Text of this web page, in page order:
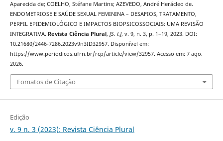
Aparecida de; COELHO, Stéfane Martins; AZEVEDO, André Herácleo de.
ENDOMETRIOSE E SAÚDE SEXUAL FEMININA – DESAFIOS, TRATAMENTO,
PERFIL EPIDEMIOLÓGICO E IMPACTOS BIOPSICOSSOCIAIS: UMA REVISÃO
INTEGRATIVA. Revista Ciência Plural, [S. l.], v. 9, n. 3, p. 1–19, 2023. DOI:
10.21680/2446-7286.2023v9n3ID32957. Disponível em:
https://www.periodicos.ufrn.br/rcp/article/view/32957. Acesso em: 7 ago.
2026.
Fomatos de Citação
Edição
v. 9 n. 3 (2023): Revista Ciência Plural